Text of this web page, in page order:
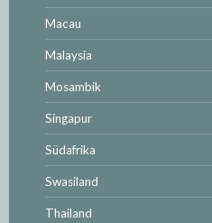
Macau
Malaysia
Mosambik
Singapur
Südafrika
Swasiland
Thailand